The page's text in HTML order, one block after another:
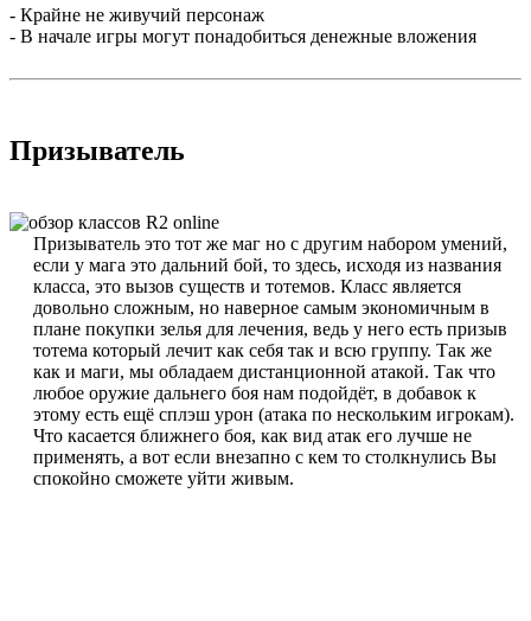
- Крайне не живучий персонаж
- В начале игры могут понадобиться денежные вложения
Призыватель
Призыватель это тот же маг но с другим набором умений,
если у мага это дальний бой, то здесь, исходя из названия
класса, это вызов существ и тотемов. Класс является
довольно сложным, но наверное самым экономичным в
плане покупки зелья для лечения, ведь у него есть призыв
тотема который лечит как себя так и всю группу. Так же
как и маги, мы обладаем дистанционной атакой. Так что
любое оружие дальнего боя нам подойдёт, в добавок к
этому есть ещё сплэш урон (атака по нескольким игрокам).
Что касается ближнего боя, как вид атак его лучше не
применять, а вот если внезапно с кем то столкнулись Вы
спокойно сможете уйти живым.